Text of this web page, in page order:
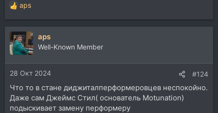
Р
е
а
к
ц
и
и
:
aps
aps
Well-Known Member
28 Окт 2024 #124
Что то в стане диджиталперформеровцев неспокойно.
Даже сам Джеймс Стил( основатель Motunation)
подыскивает замену перформеру